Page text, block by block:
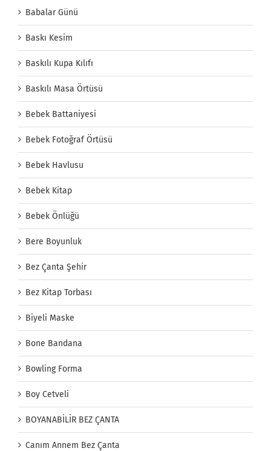
Babalar Günü
Baskı Kesim
Baskılı Kupa Kılıfı
Baskılı Masa Örtüsü
Bebek Battaniyesi
Bebek Fotoğraf Örtüsü
Bebek Havlusu
Bebek Kitap
Bebek Önlüğü
Bere Boyunluk
Bez Çanta Şehir
Bez Kitap Torbası
Biyeli Maske
Bone Bandana
Bowling Forma
Boy Cetveli
BOYANABİLİR BEZ ÇANTA
Canım Annem Bez Çanta